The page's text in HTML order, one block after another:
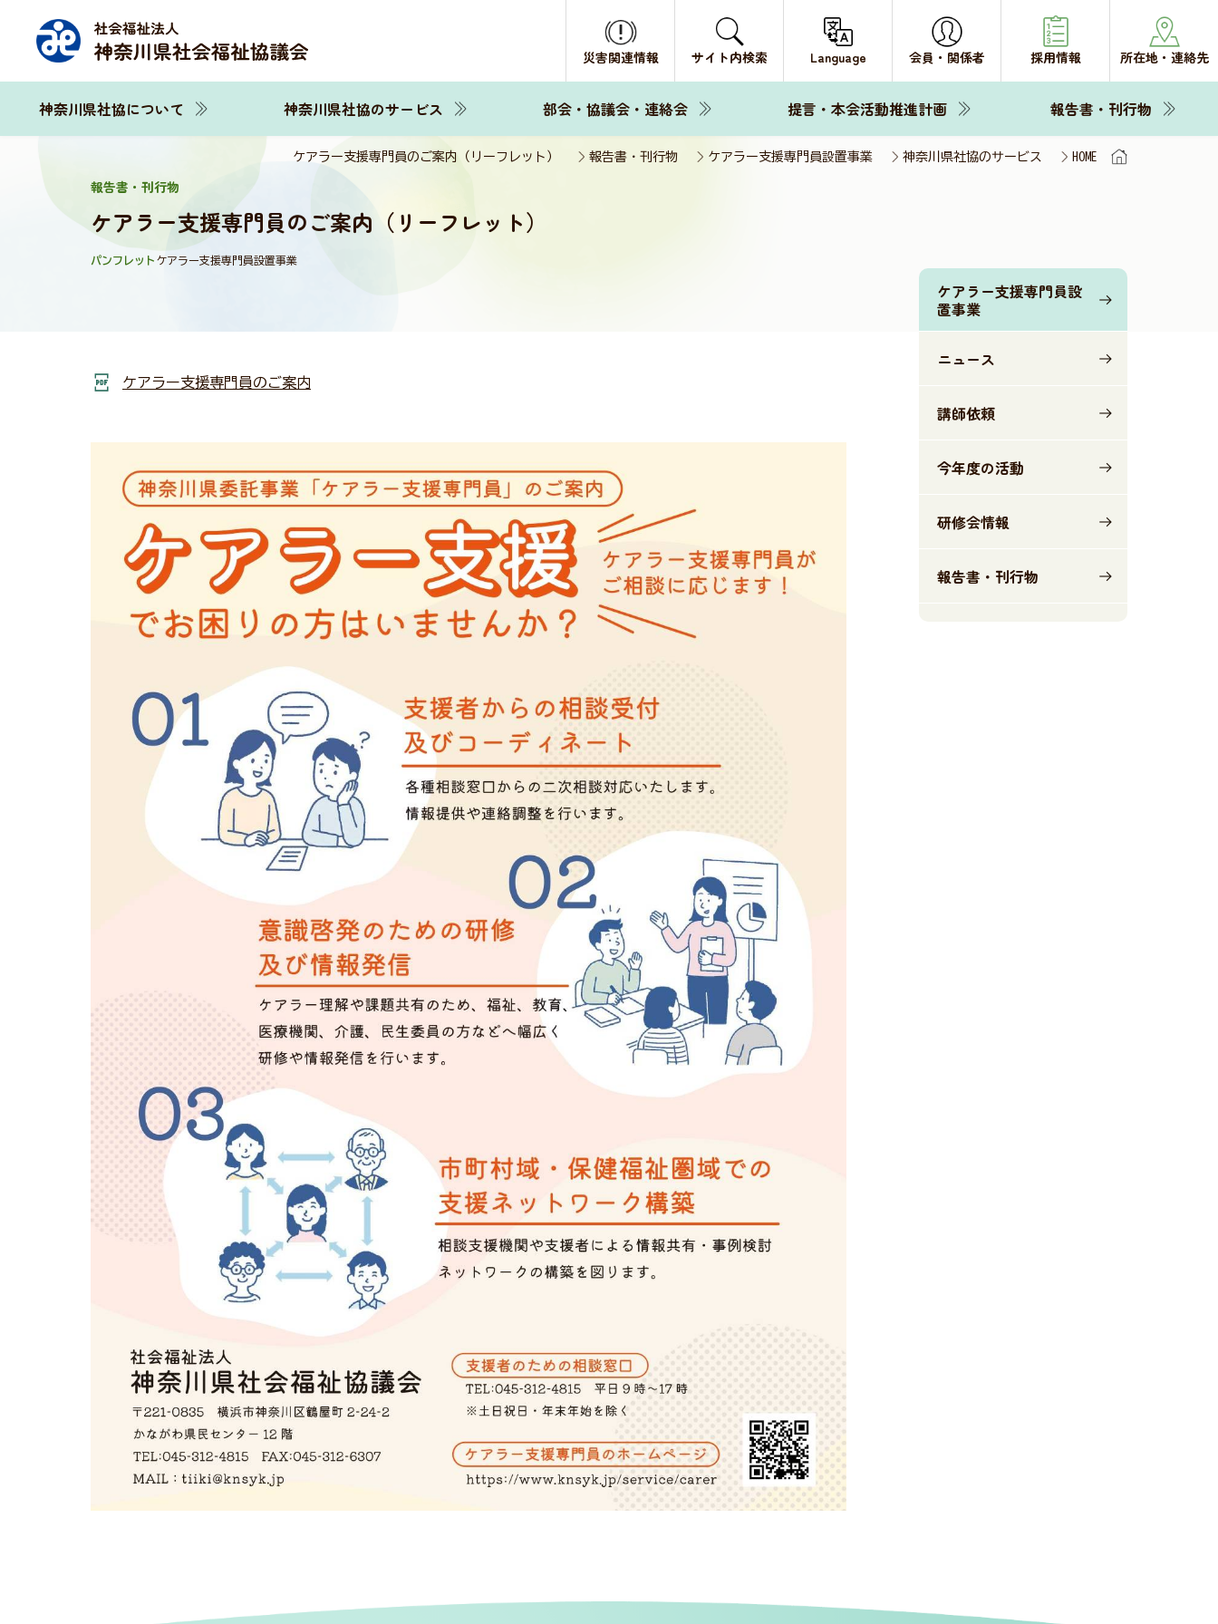
災害関連情報 サイト内検索 Language 会員・関係者 採用情報 所在地・連絡先
神奈川県社協について 神奈川県社協のサービス 部会・協議会・連絡会 提言・本会活動推進計画 報告書・刊行物
HOME
神奈川県社協のサービス
ケアラー支援専門員設置事業
報告書・刊行物
ケアラー支援専門員のご案内（リーフレット）
報告書・刊行物
ケアラー支援専門員のご案内（リーフレット）
パンフレット ケアラー支援専門員設置事業
ケアラー支援専門員設
置事業
ニュース
講師依頼
今年度の活動
研修会情報
報告書・刊行物
ケアラー支援専門員のご案内